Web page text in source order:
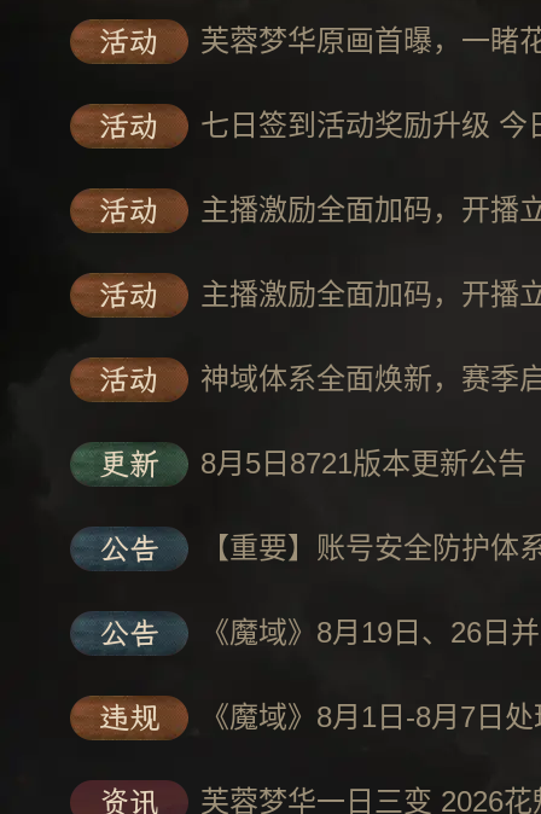
活动
活动
活动 主播激励全面加码，开播
活动 主播激励全面加码，开播
活动 神域体系全面焕新，赛季
更新 8月5日8721版本更新公告
公告 【重要】账号安全防护体
公告 《魔域》8月19日、26日
违规 《魔域》8月1日-8月7日
资讯